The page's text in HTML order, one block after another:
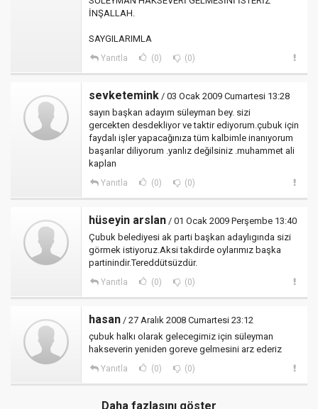
İNŞALLAH.
SAYGILARIMLA
Yanıtla (0) (0)
sevketemink / 03 Ocak 2009 Cumartesi 13:28
sayın başkan adayım süleyman bey. sizi
gercekten desdekliyor ve taktir ediyorum.çubuk için
faydalı işler yapacağınıza tüm kalbimle inanıyorum
başarılar diliyorum .yanlız değilsiniz .muhammet ali
kaplan
Yanıtla (0) (0)
hüseyin arslan / 01 Ocak 2009 Perşembe 13:40
Çubuk belediyesi ak parti başkan adaylıgında sizi
görmek istiyoruz.Aksi takdirde oylarımız başka
partinindir.Tereddütsüzdür.
Yanıtla (0) (0)
hasan / 27 Aralık 2008 Cumartesi 23:12
çubuk halkı olarak gelecegimiz için süleyman
hakseverin yeniden goreve gelmesini arz ederiz
Yanıtla (0) (0)
Daha fazlasını göster